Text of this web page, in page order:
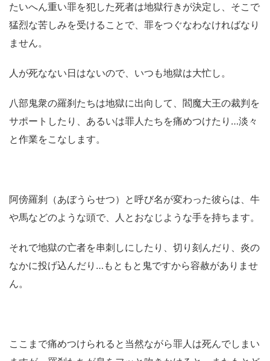
たいへん重い罪を犯した死者は地獄行きが決定し、そこで
猛烈な苦しみを受けることで、罪をつぐなわなければなり
ません。
人が死なない日はないので、いつも地獄は大忙し。
八部鬼衆の羅刹たちは地獄に出向して、閻魔大王の裁判を
サポートしたり、あるいは罪人たちを痛めつけたり…淡々
と作業をこなします。
阿傍羅刹（あぼうらせつ）と呼び名が変わった彼らは、牛
や馬などのような頭で、人とおなじような手を持ちます。
それで地獄の亡者を串刺しにしたり、切り刻んだり、炎の
なかに投げ込んだり…もともと鬼ですから容赦がありませ
ん。
ここまで痛めつけられると当然ながら罪人は死んでしまい